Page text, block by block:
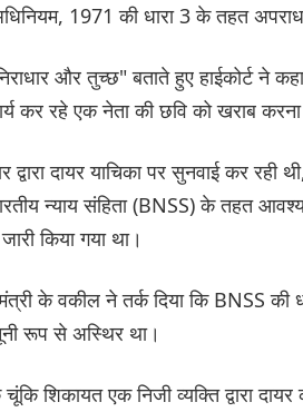
1971 की धारा 3 के तहत
और तुच्छ" बताते हुए हाईकोर्ट ने
कर रहे एक नेता की छवि को खराब
दायर याचिका पर सुनवाई कर
न्याय संहिता (BNSS) के तहत
किया गया था।
के वकील ने तर्क दिया कि BNSS
रूप से अस्थिर था।
शिकायत एक निजी व्यक्ति द्वारा